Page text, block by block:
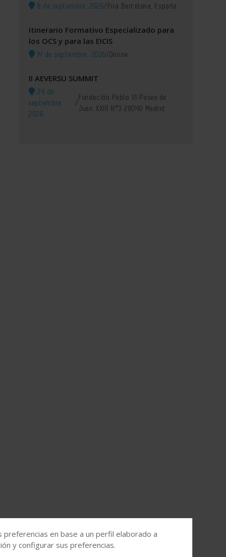
8 de septiembre, 2026/Fira Barcelona, España
Itinerario Formativo Especializado para
los OCS y para las EICIS
14 de septiembre, 2026/Online
II AEVERSU SUMMIT
29 de
septiembre,
2026
/
Fundación Pablo VI Paseo de
Juan XXIII Nº3 28040 Madrid
en base a un perfil elaborado a
y configurar sus preferencias.